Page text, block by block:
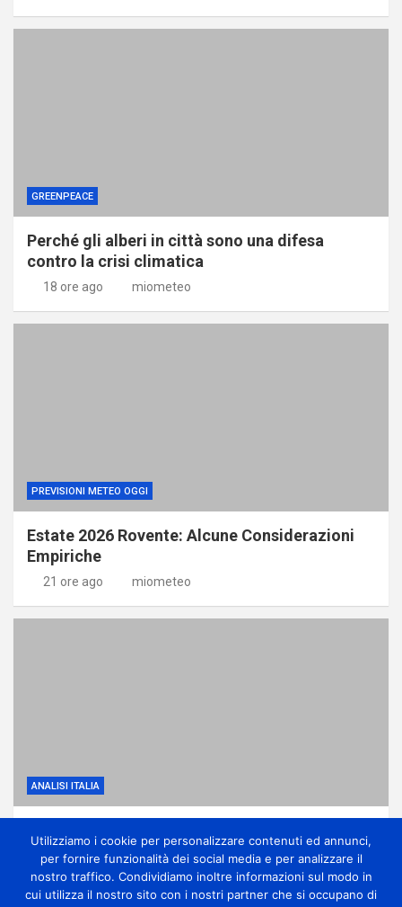
GREENPEACE
Perché gli alberi in città sono una difesa
contro la crisi climatica
18 ore ago miometeo
PREVISIONI METEO OGGI
Estate 2026 Rovente: Alcune Considerazioni
Empiriche
21 ore ago miometeo
ANALISI ITALIA
qualche temporale di calore
1 giorno ago miometeo
Utilizziamo i cookie per personalizzare contenuti ed annunci,
per fornire funzionalità dei social media e per analizzare il
nostro traffico. Condividiamo inoltre informazioni sul modo in
cui utilizza il nostro sito con i nostri partner che si occupano di